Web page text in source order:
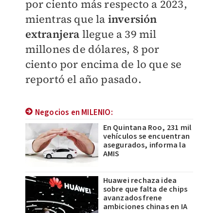
por ciento más respecto a 2023,
mientras que la inversión
extranjera llegue a 39 mil
millones de dólares, 8 por
ciento por encima de lo que se
reportó el año pasado.
Negocios en MILENIO:
En Quintana Roo, 231 mil
vehículos se encuentran
asegurados, informa la
AMIS
Huawei rechaza idea
sobre que falta de chips
avanzados frene
ambiciones chinas en IA